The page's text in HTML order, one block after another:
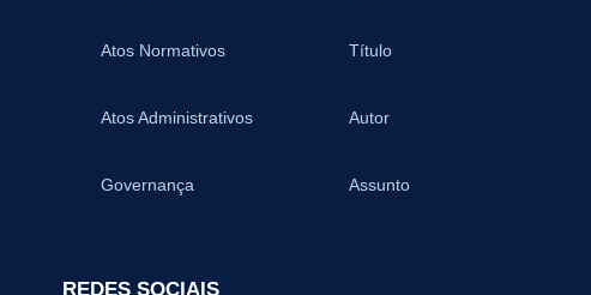
Atos Normativos
Atos Administrativos
Governança
Título
Autor
Assunto
REDES SOCIAIS